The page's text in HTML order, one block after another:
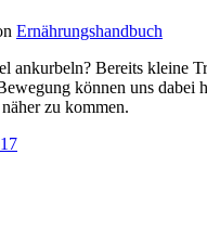
Ernährungshandbuch
ankurbeln? Bereits kleine
können uns dabei
zu kommen.